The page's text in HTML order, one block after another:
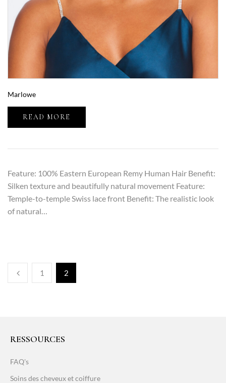
Marlowe
READ MORE
Feature: 100% Eastern European Remy Human Hair Benefit:
Silken texture and beautifully natural movement Feature:
Temple-to-temple Swiss lace front Benefit: The realistic look
of natural…
1 2
RESSOURCES
FAQ's
Soins des cheveux et coiffure